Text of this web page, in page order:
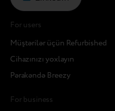
For users
Müştərilər üçün Refurbished
Cihazınızı yoxlayın
Pərakəndə Breezy
For business